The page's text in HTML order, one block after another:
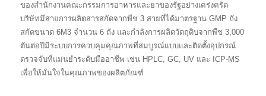
ของสำนักงานคณะกรรมการอาหารและยาของรัฐอย่างเคร่งครัด
บริษัทมีสายการผลิตสารสกัดจากพืช 3 สายที่ได้มาตรฐาน GMP ถัง
สกัดขนาด 6M3 จำนวน 6 ถัง และกำลังการผลิตวัตถุดิบจากพืช 3,000
ตันต่อปีมีระบบการควบคุมคุณภาพที่สมบูรณ์แบบและติดตั้งอุปกรณ์
ตรวจจับที่แม่นยำระดับมืออาชีพ เช่น HPLC, GC, UV และ ICP-MS
เพื่อให้มั่นใจในคุณภาพของผลิตภัณฑ์